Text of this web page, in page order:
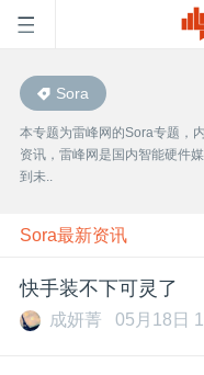
首
页
雷
峰
Sora
本专题为雷峰网的Sora专题，
资讯，雷峰网是国内智能硬件
到未..
Sora最新资讯
快手装不下可灵了
成妍菁 05月18日